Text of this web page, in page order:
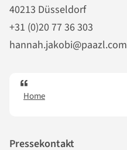
40213 Düsseldorf
+31 (0)20 77 36 303
hannah.jakobi@paazl.com
Home
Pressekontakt